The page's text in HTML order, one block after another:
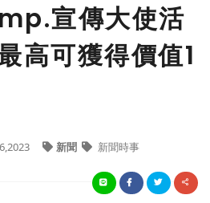
宣傳大使活
高可獲得價值1
新聞 新聞時事